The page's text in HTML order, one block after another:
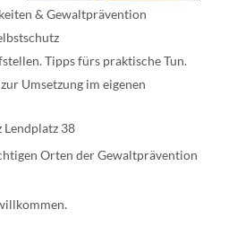
& Gewaltprävention
Tipps fürs praktische Tun.
Umsetzung im eigenen
Lendplatz 38
Orten der Gewaltprävention